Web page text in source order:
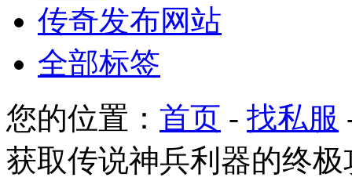
传奇发布网站
全部标签
您的位置： 首页 - 找私服
获取传说神兵利器的终极